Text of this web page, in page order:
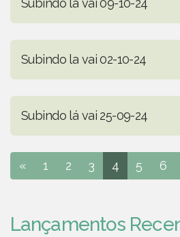
Subindo lá vai 09-10-24
Subindo la vai 02-10-24
Subindo lá vai 25-09-24
« 1 2 3 4 5 6
Lançamentos